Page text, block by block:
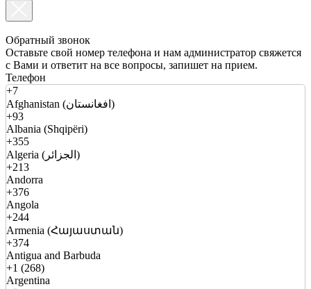
Обратный звонок
Оставьте свой номер телефона и нам администратор свяжется
с Вами и ответит на все вопросы, запишет на прием.
Телефон
+7
Afghanistan (افغانستان)
+93
Albania (Shqipëri)
+355
Algeria (الجزائر)
+213
Andorra
+376
Angola
+244
Armenia (Հայաստան)
+374
Antigua and Barbuda
+1 (268)
Argentina